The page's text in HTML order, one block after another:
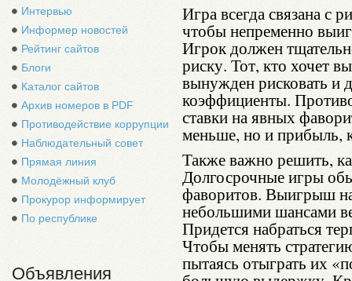
Интервью
Информер новостей
Рейтинг сайтов
Блоги
Каталог сайтов
Архив номеров в PDF
Противодействие коррупции
Наблюдательный совет
Прямая линия
Молодёжный клуб
Прокурор информирует
По республике
Объявления
Игра всегда связана с
чтобы непременно
Игрок должен
риску. Тот, кто хочет
вынужден рисковать и
коэффициенты.
ставки на явных
меньше, но и прибыль,
Также важно решить,
Долгосрочные игры
фаворитов. Выигрыш
небольшими шансами
Придется набраться
Чтобы менять
пытаясь отыграть их